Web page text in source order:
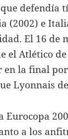
defendía
(2002) e
El 16 de
el Atlético
la final
Lyonnais
a los